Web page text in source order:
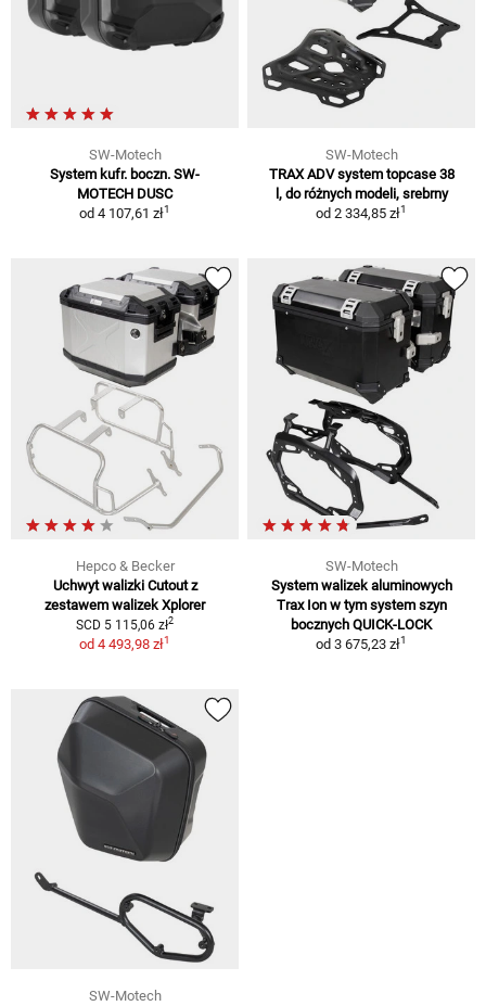
SW-Motech
System kufr. boczn. SW-
MOTECH DUSC
od 4 107,61 zł1
SW-Motech
TRAX ADV system topcase 38
l, do różnych modeli, srebrny
od 2 334,85 zł1
Hepco & Becker
Uchwyt walizki Cutout z
zestawem walizek Xplorer
SCD 5 115,06 zł2
od 4 493,98 zł1
SW-Motech
System walizek aluminowych
Trax Ion w tym system szyn
bocznych QUICK-LOCK
od 3 675,23 zł1
SW-Motech